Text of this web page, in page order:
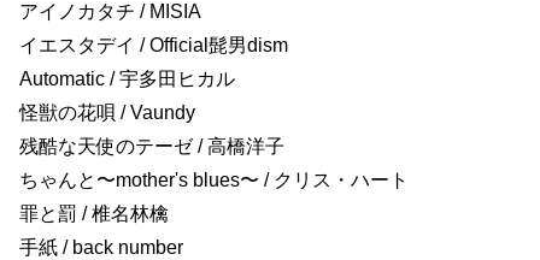
アイノカタチ / MISIA
イエスタデイ / Official髭男dism
Automatic / 宇多田ヒカル
怪獣の花唄 / Vaundy
残酷な天使のテーゼ / 高橋洋子
ちゃんと〜mother's blues〜 / クリス・ハート
罪と罰 / 椎名林檎
手紙 / back number